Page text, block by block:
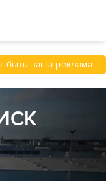
быть ваша реклама